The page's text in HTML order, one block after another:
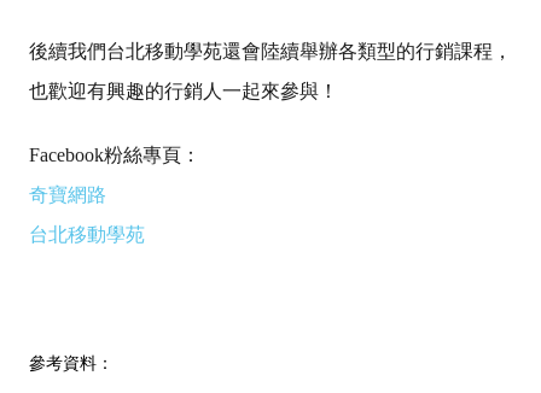
後續我們台北移動學苑還會陸續舉辦各類型的行銷課程，
也歡迎有興趣的行銷人一起來參與！
Facebook粉絲專頁：
奇寶網路
台北移動學苑
參考資料：